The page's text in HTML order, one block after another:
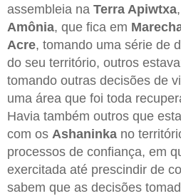
assembleia na Terra Apiwtxa
Amônia, que fica em
Acre, tomando uma série de
do seu território, outros
tomando outras decisões de
uma área que foi toda
Havia também outros que
com os Ashaninka no
processos de confiança, em
exercitada até prescindir de
sabem que as decisões